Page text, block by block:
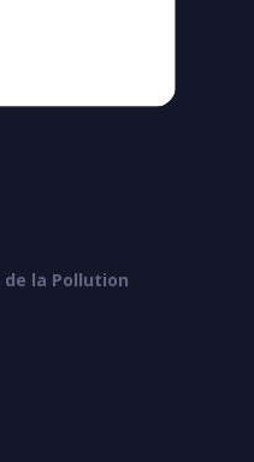
la Pollution